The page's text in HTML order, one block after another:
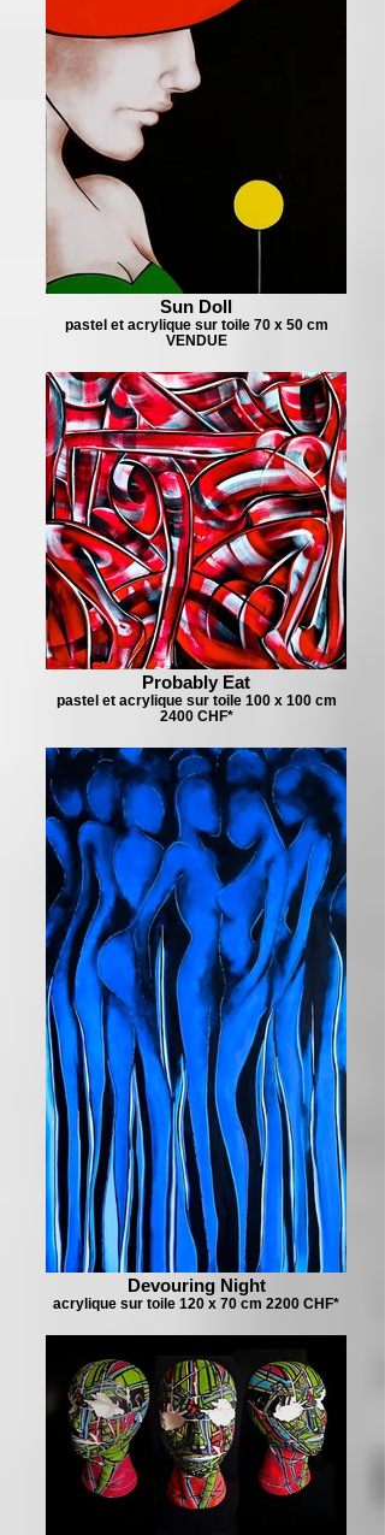
Sun Doll
pastel et acrylique sur toile 70 x 50 cm
VENDUE
Probably Eat
pastel et acrylique sur toile 100 x 100 cm
2400 CHF*
Devouring Night
acrylique sur toile 120 x 70 cm 2200 CHF*